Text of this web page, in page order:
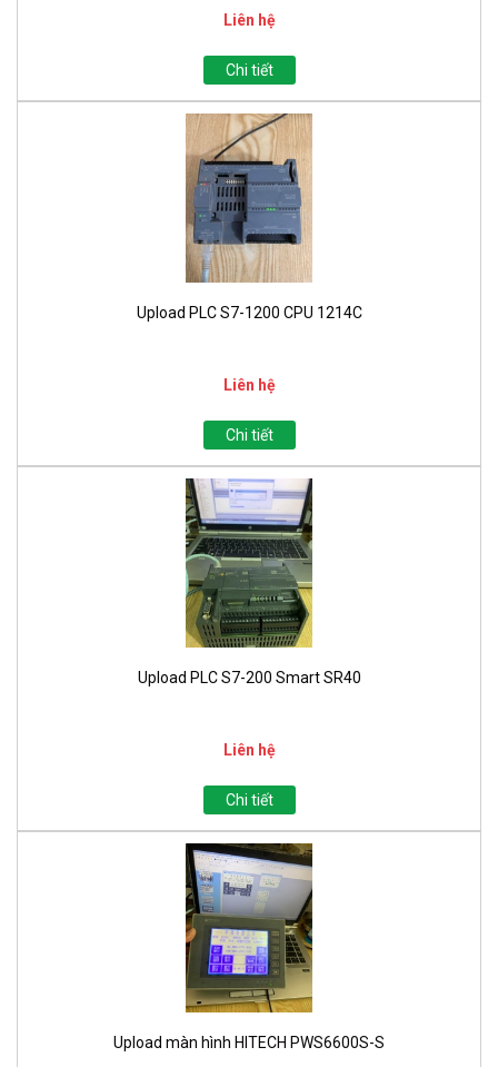
Liên hệ
Chi tiết
Upload PLC S7-1200 CPU 1214C
Liên hệ
Chi tiết
Upload PLC S7-200 Smart SR40
Liên hệ
Chi tiết
Upload màn hình HITECH PWS6600S-S